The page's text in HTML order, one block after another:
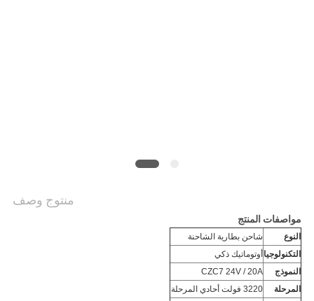
منتوج وصف
مواصفات المنتج
النوع
شاحن بطارية الشاحنة
التكنولوجيا أوتوماتيك ذكي
النموذج
CZC7 24V / 20A
المرحلة
3220 فولت أحادي المرحلة